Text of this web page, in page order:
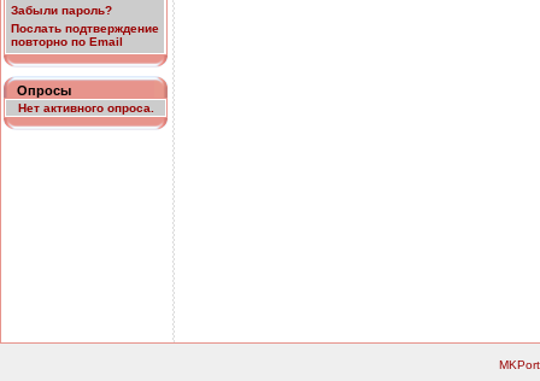
Забыли пароль?
Послать подтверждение
повторно по Email
Опросы
Нет активного опроса.